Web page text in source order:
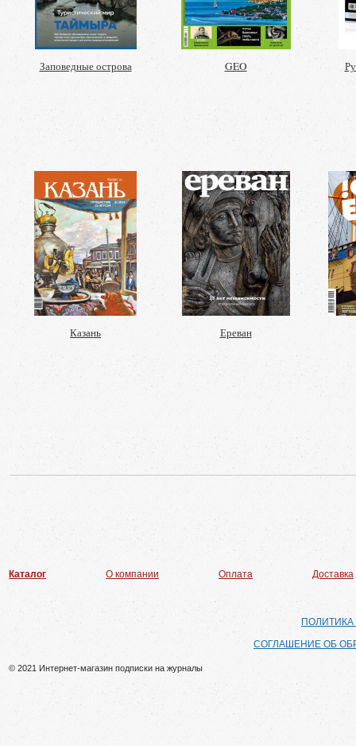
Заповедные острова GEO
Казань Ереван
Каталог О компании Оплата Доставка
СОГЛАШЕНИЕ ОБ
© 2021 Интернет-магазин подписки на журналы